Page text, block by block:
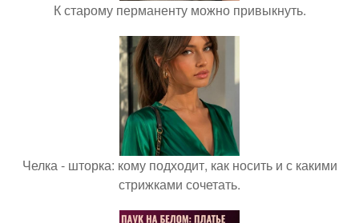
К старому перманенту можно привыкнуть.
Челка - шторка: кому подходит, как носить и с какими
стрижками сочетать.